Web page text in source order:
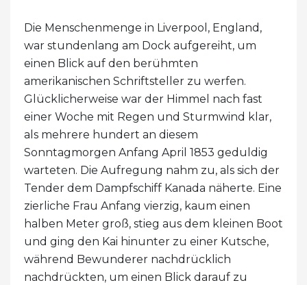
Die Menschenmenge in Liverpool, England,
war stundenlang am Dock aufgereiht, um
einen Blick auf den berühmten
amerikanischen Schriftsteller zu werfen.
Glücklicherweise war der Himmel nach fast
einer Woche mit Regen und Sturmwind klar,
als mehrere hundert an diesem
Sonntagmorgen Anfang April 1853 geduldig
warteten. Die Aufregung nahm zu, als sich der
Tender dem Dampfschiff Kanada näherte. Eine
zierliche Frau Anfang vierzig, kaum einen
halben Meter groß, stieg aus dem kleinen Boot
und ging den Kai hinunter zu einer Kutsche,
während Bewunderer nachdrücklich
nachdrückten, um einen Blick darauf zu